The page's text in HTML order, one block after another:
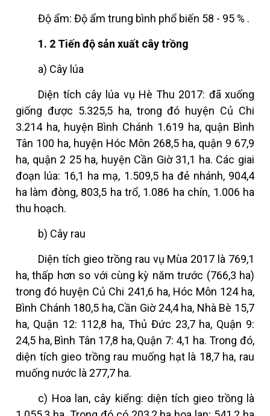
Độ ẩm: Độ ẩm trung bình phổ biến 58 - 95 % .
1. 2 Tiến độ sản xuất cây trồng
a) Cây lúa
Diện tích cây lúa vụ Hè Thu 2017: đã xuống
giống được 5.325,5 ha, trong đó huyện Củ Chi
3.214 ha, huyện Bình Chánh 1.619 ha, quận Bình
Tân 100 ha, huyện Hóc Môn 268,5 ha, quận 9 67,9
ha, quận 2 25 ha, huyện Cần Giờ 31,1 ha. Các giai
đoạn lúa: 16,1 ha mạ, 1.509,5 ha đẻ nhánh, 904,4
ha làm đòng, 803,5 ha trổ, 1.086 ha chín, 1.006 ha
thu hoạch.
b) Cây rau
Diện tích gieo trồng rau vụ Mùa 2017 là 769,1
ha, thấp hơn so với cùng kỳ năm trước (766,3 ha)
trong đó huyện Củ Chi 241,6 ha, Hóc Môn 124 ha,
Bình Chánh 180,5 ha, Cần Giờ 24,4 ha, Nhà Bè 15,7
ha, Quận 12: 112,8 ha, Thủ Đức 23,7 ha, Quận 9:
24,5 ha, Bình Tân 17,8 ha, Quận 7: 4,1 ha. Trong đó,
diện tích gieo trồng rau muống hạt là 18,7 ha, rau
muống nước là 277,7 ha.
c) Hoa lan, cây kiểng: diện tích gieo trồng là